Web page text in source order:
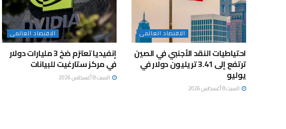
الاقتصاد العالمى
احتياطيات النقد الأجنبي في الصين
ترتفع إلى 3.41 تريليون دولار في
يوليو
السبت 8 أغسطس 2026
الاقتصاد العالمى
إنفيديا تعتزم ضخ 3 مليارات دولار
في مركز ستارغيت للبيانات
السبت 8 أغسطس 2026